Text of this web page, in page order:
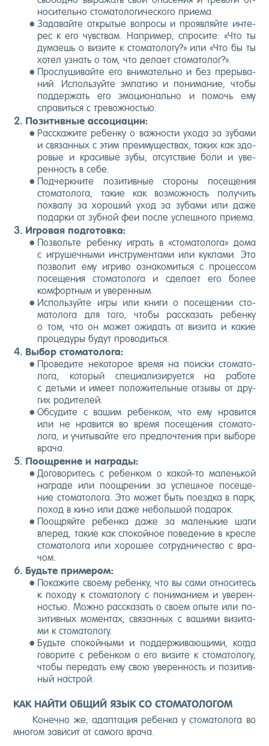
но­ситель­но сто­мато­логи­чес­ко­го при­ема.
За­давай­те от­кры­тые воп­ро­сы и про­яв­ляй­те ин­те­
рес к его чувс­твам. Нап­ри­мер, спро­сите: «Что ты
ду­ма­ешь о ви­зите к сто­мато­логу?» или «Что бы ты
хо­тел уз­нать о том, что де­ла­ет сто­мато­лог?».
Прос­лу­шивай­те его вни­матель­но и без пре­рыва­
ний. Ис­поль­зуй­те эм­па­тию и по­нима­ние, что­бы
под­держать его эмо­ци­ональ­но и по­мочь ему
спра­вить­ся с тре­вож­ностью.
По­зитив­ные ас­со­ци­ации:
Рас­ска­жите ре­бен­ку о важ­ности ухо­да за зу­бами
и свя­зан­ных с этим пре­иму­щес­твах, та­ких как здо­
ровые и кра­сивые зу­бы, от­сутс­твие бо­ли и уве­
рен­ность в се­бе.
Под­чер­кни­те по­зитив­ные сто­роны по­сеще­ния
сто­мато­лога, та­кие как воз­можность по­лучить
пох­ва­лу за хо­роший уход за зу­бами или да­же
по­дар­ки от зуб­ной феи пос­ле ус­пешно­го при­ема.
Иг­ро­вая под­го­тов­ка:
Поз­воль­те ре­бен­ку иг­рать в «сто­мато­лога» до­ма
с иг­ру­шеч­ны­ми инс­тру­мен­та­ми или кук­ла­ми. Это
поз­во­лит ему иг­ри­во оз­на­комить­ся с про­цес­сом
по­сеще­ния сто­мато­лога и сде­ла­ет его бо­лее
ком­фор­тным и уве­рен­ным.
Ис­поль­зуй­те иг­ры или кни­ги о по­сеще­нии сто­
мато­лога для то­го, что­бы рас­ска­зать ре­бен­ку
о том, что он мо­жет ожи­дать от ви­зита и ка­кие
про­цеду­ры бу­дут про­водить­ся.
Вы­бор сто­мато­лога:
Про­веди­те не­кото­рое вре­мя на по­ис­ки сто­мато­
лога, ко­торый спе­ци­али­зиру­ет­ся на ра­боте
с деть­ми и име­ет по­ложи­тель­ные от­зы­вы от дру­
гих ро­дите­лей.
Об­су­дите с ва­шим ре­бен­ком, что ему нра­вит­ся
или не нра­вит­ся во вре­мя по­сеще­ния сто­мато­
лога, и учи­тывай­те его пред­почте­ния при вы­боре
вра­ча.
По­ощ­ре­ние и наг­ра­ды:
До­гово­ритесь с ре­бен­ком о ка­кой-то ма­лень­кой
наг­ра­де или по­ощ­ре­нии за ус­пешное по­сеще­
ние сто­мато­лога. Это мо­жет быть по­ез­дка в парк,
по­ход в ки­но или да­же не­боль­шой по­дарок.
По­ощ­ряй­те ре­бен­ка да­же за ма­лень­кие ша­ги
впе­ред, та­кие как спо­кой­ное по­веде­ние в крес­ле
сто­мато­лога или хо­рошее сот­рудни­чес­тво с вра­
чом.
Будь­те при­мером:
По­кажи­те сво­ему ре­бен­ку, что вы са­ми от­но­ситесь
к по­ходу к сто­мато­логу с по­нима­ни­ем и уве­рен­
ностью. Мож­но рас­ска­зать о сво­ем опы­те или по­
зитив­ных мо­мен­тах, свя­зан­ных с ва­шими ви­зита­
ми к сто­мато­логу.
Будь­те спо­кой­ны­ми и под­держи­ва­ющи­ми, ког­да
го­вори­те с ре­бен­ком о его ви­зите к сто­мато­логу,
что­бы пе­редать ему свою уве­рен­ность и по­зитив­
ный нас­трой.
КАК НАЙТИ ОБЩИЙ ЯЗЫК СО СТОМАТОЛОГОМ
Ко­неч­но же, адап­та­ция ре­бен­ка у сто­мато­лога во
мно­гом за­висит от са­мого вра­ча.